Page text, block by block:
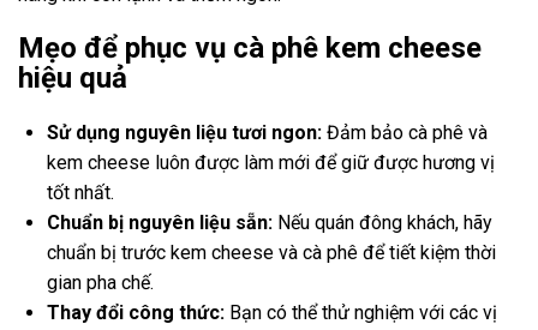
Mẹo để phục vụ cà phê kem cheese
hiệu quả
Sử dụng nguyên liệu tươi ngon: Đảm bảo cà phê và
kem cheese luôn được làm mới để giữ được hương vị
tốt nhất.
Chuẩn bị nguyên liệu sẵn: Nếu quán đông khách, hãy
chuẩn bị trước kem cheese và cà phê để tiết kiệm thời
gian pha chế.
Thay đổi công thức: Bạn có thể thử nghiệm với các vị